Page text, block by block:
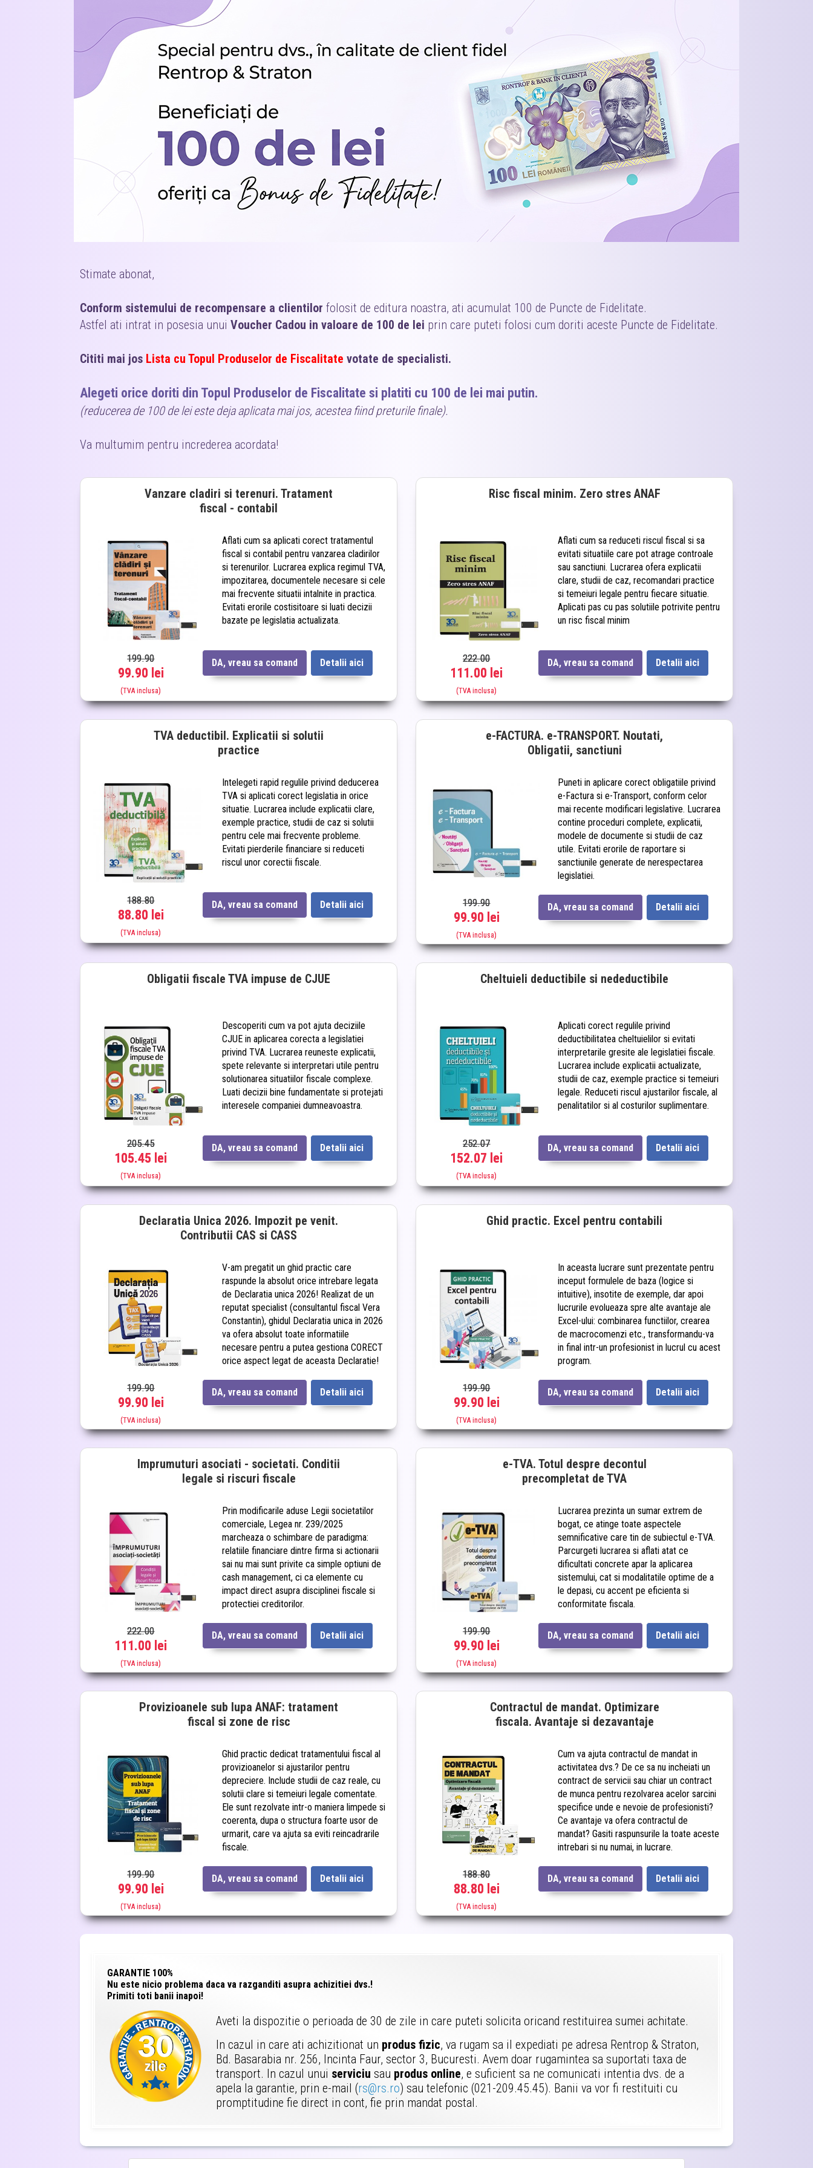
Stimate abonat,
Conform sistemului de recompensare a clientilor folosit de editura noastra, ati acumulat 100 de Puncte de Fidelitate.
Astfel ati intrat in posesia unui Voucher Cadou in valoare de 100 de lei prin care puteti folosi cum doriti aceste Puncte de Fidelitate.
Cititi mai jos Lista cu Topul Produselor de Fiscalitate votate de specialisti.
Alegeti orice doriti din Topul Produselor de Fiscalitate si platiti cu 100 de lei mai putin.
(reducerea de 100 de lei este deja aplicata mai jos, acestea fiind preturile finale).
Va multumim pentru increderea acordata!
Vanzare cladiri si terenuri. Tratament
fiscal - contabil
Aflati cum sa aplicati corect tratamentul
fiscal si contabil pentru vanzarea cladirilor
si terenurilor. Lucrarea explica regimul TVA,
impozitarea, documentele necesare si cele
mai frecvente situatii intalnite in practica.
Evitati erorile costisitoare si luati decizii
bazate pe legislatia actualizata.
199.90
99.90 lei
(TVA inclusa)
DA, vreau sa comand Detalii aici
Risc fiscal minim. Zero stres ANAF
Aflati cum sa reduceti riscul fiscal si sa
evitati situatiile care pot atrage controale
sau sanctiuni. Lucrarea ofera explicatii
clare, studii de caz, recomandari practice
si temeiuri legale pentru fiecare situatie.
Aplicati pas cu pas solutiile potrivite pentru
un risc fiscal minim
222.00
111.00 lei
(TVA inclusa)
DA, vreau sa comand Detalii aici
TVA deductibil. Explicatii si solutii
practice
Intelegeti rapid regulile privind deducerea
TVA si aplicati corect legislatia in orice
situatie. Lucrarea include explicatii clare,
exemple practice, studii de caz si solutii
pentru cele mai frecvente probleme.
Evitati pierderile financiare si reduceti
riscul unor corectii fiscale.
188.80
88.80 lei
(TVA inclusa)
DA, vreau sa comand Detalii aici
e-FACTURA. e-TRANSPORT. Noutati,
Obligatii, sanctiuni
Puneti in aplicare corect obligatiile privind
e-Factura si e-Transport, conform celor
mai recente modificari legislative. Lucrarea
contine proceduri complete, explicatii,
modele de documente si studii de caz
utile. Evitati erorile de raportare si
sanctiunile generate de nerespectarea
legislatiei.
199.90
99.90 lei
(TVA inclusa)
DA, vreau sa comand Detalii aici
Obligatii fiscale TVA impuse de CJUE
Descoperiti cum va pot ajuta deciziile
CJUE in aplicarea corecta a legislatiei
privind TVA. Lucrarea reuneste explicatii,
spete relevante si interpretari utile pentru
solutionarea situatiilor fiscale complexe.
Luati decizii bine fundamentate si protejati
interesele companiei dumneavoastra.
205.45
105.45 lei
(TVA inclusa)
DA, vreau sa comand Detalii aici
Cheltuieli deductibile si nedeductibile
Aplicati corect regulile privind
deductibilitatea cheltuielilor si evitati
interpretarile gresite ale legislatiei fiscale.
Lucrarea include explicatii actualizate,
studii de caz, exemple practice si temeiuri
legale. Reduceti riscul ajustarilor fiscale, al
penalitatilor si al costurilor suplimentare.
252.07
152.07 lei
(TVA inclusa)
DA, vreau sa comand Detalii aici
Declaratia Unica 2026. Impozit pe venit.
Contributii CAS si CASS
V-am pregatit un ghid practic care
raspunde la absolut orice intrebare legata
de Declaratia unica 2026! Realizat de un
reputat specialist (consultantul fiscal Vera
Constantin), ghidul Declaratia unica in 2026
va ofera absolut toate informatiile
necesare pentru a putea gestiona CORECT
orice aspect legat de aceasta Declaratie!
199.90
99.90 lei
(TVA inclusa)
DA, vreau sa comand Detalii aici
Ghid practic. Excel pentru contabili
In aceasta lucrare sunt prezentate pentru
inceput formulele de baza (logice si
intuitive), insotite de exemple, dar apoi
lucrurile evolueaza spre alte avantaje ale
Excel-ului: combinarea functiilor, crearea
de macrocomenzi etc., transformandu-va
in final intr-un profesionist in lucrul cu acest
program.
199.90
99.90 lei
(TVA inclusa)
DA, vreau sa comand Detalii aici
Imprumuturi asociati - societati. Conditii
legale si riscuri fiscale
Prin modificarile aduse Legii societatilor
comerciale, Legea nr. 239/2025
marcheaza o schimbare de paradigma:
relatiile financiare dintre firma si actionarii
sai nu mai sunt privite ca simple optiuni de
cash management, ci ca elemente cu
impact direct asupra disciplinei fiscale si
protectiei creditorilor.
222.00
111.00 lei
(TVA inclusa)
DA, vreau sa comand Detalii aici
e-TVA. Totul despre decontul
precompletat de TVA
Lucrarea prezinta un sumar extrem de
bogat, ce atinge toate aspectele
semnificative care tin de subiectul e-TVA.
Parcurgeti lucrarea si aflati atat ce
dificultati concrete apar la aplicarea
sistemului, cat si modalitatile optime de a
le depasi, cu accent pe eficienta si
conformitate fiscala.
199.90
99.90 lei
(TVA inclusa)
DA, vreau sa comand Detalii aici
Provizioanele sub lupa ANAF: tratament
fiscal si zone de risc
Ghid practic dedicat tratamentului fiscal al
provizioanelor si ajustarilor pentru
depreciere. Include studii de caz reale, cu
solutii clare si temeiuri legale comentate.
Ele sunt rezolvate intr-o maniera limpede si
coerenta, dupa o structura foarte usor de
urmarit, care va ajuta sa eviti reincadrarile
fiscale.
199.90
99.90 lei
(TVA inclusa)
DA, vreau sa comand Detalii aici
Contractul de mandat. Optimizare
fiscala. Avantaje si dezavantaje
Cum va ajuta contractul de mandat in
activitatea dvs.? De ce sa nu incheiati un
contract de servicii sau chiar un contract
de munca pentru rezolvarea acelor sarcini
specifice unde e nevoie de profesionisti?
Ce avantaje va ofera contractul de
mandat? Gasiti raspunsurile la toate aceste
intrebari si nu numai, in lucrare.
188.80
88.80 lei
(TVA inclusa)
DA, vreau sa comand Detalii aici
GARANTIE 100%
Nu este nicio problema daca va razganditi asupra achizitiei dvs.!
Primiti toti banii inapoi!
Aveti la dispozitie o perioada de 30 de zile in care puteti solicita oricand restituirea sumei achitate.
In cazul in care ati achizitionat un produs fizic, va rugam sa il expediati pe adresa Rentrop & Straton,
Bd. Basarabia nr. 256, Incinta Faur, sector 3, Bucuresti. Avem doar rugamintea sa suportati taxa de
transport. In cazul unui serviciu sau produs online, e suficient sa ne comunicati intentia dvs. de a
apela la garantie, prin e-mail (rs@rs.ro) sau telefonic (021-209.45.45). Banii va vor fi restituiti cu
promptitudine fie direct in cont, fie prin mandat postal.